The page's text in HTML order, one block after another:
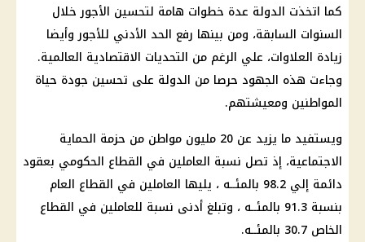
كما اتخذت الدولة عدة خطوات هامة لتحسين الأجور خلال
السنوات السابقة، ومن بينها رفع الحد الأدني للأجور وأيضا
زيادة العلاوات، علي الرغم من التحديات الاقتصادية العالمية.
وجاءت هذه الجهود حرصا من الدولة على تحسين جودة حياة
المواطنين ومعيشتهم.
ويستفيد ما يزيد عن 20 مليون مواطن من حزمة الحماية
الاجتماعية، إذ تصل نسبة العاملين في القطاع الحكومي بعقود
دائمة إلي 98.2 بالمئــه ، يليها العاملين في القطاع العام
بنسبة 91.3 بالمئــه ، وتبلغ أدنى نسبة للعاملين في القطاع
الخاص 30.7 بالمئــه.